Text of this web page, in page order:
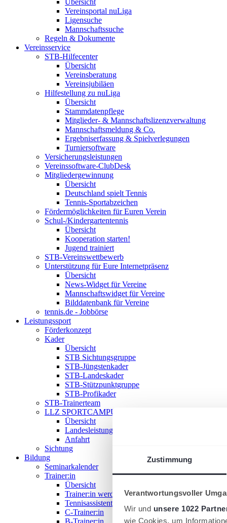
Zustimmung
Verantwortungsvoller
Wir und unsere 1022
wie Cookies, um
Übersicht
Vereinsportal nuLiga
Ligensuche
Mannschaftssuche
Regeln & Dokumente
Vereinsservice
STB-Hilfecenter
Übersicht
Vereinsberatung
Vereinsjubiläen
Hilfestellung zu nuLiga
Übersicht
Stammdatenpflege
Mitglieder- & Mannschaftslizenzverwaltung
Mannschaftsmeldung & Co.
Ergebniserfassung & Spielverlegungen
Turniersoftware
Versicherungsleistungen
Vereinssoftware-ClubDesk
Mitgliedergewinnung
Übersicht
Deutschland spielt Tennis
Tennis-Sportabzeichen
Fördermöglichkeiten für Euren Verein
Schul-/Kindergartentennis
Übersicht
Kooperation starten!
Jugend trainiert
STB-Vereinswettbewerb
Unterstützung für Eure Internetpräsenz
Übersicht
News-Widget für Vereine
Mannschaftswidget für Vereine
Bilddatenbank für Vereine
tennis.de - Jobbörse
Leistungssport
Förderkonzept
Kader
Übersicht
STB Sichtungsgruppe
STB-Jüngstenkader
STB-Landeskader
STB-Stützpunktgruppe
STB-Profikader
STB-Trainerteam
LLZ SPORTCAMPUS SAAR
Übersicht
Landesleistungszentrum
Anfahrt
Sichtung
Bildung
Seminarkalender
Trainer:in
Übersicht
Trainer:in werden!
Tennisassistent:in
C-Trainer:in
B-Trainer:in